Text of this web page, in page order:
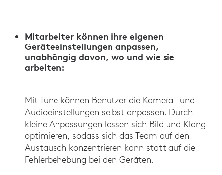
Mitarbeiter können ihre eigenen
Geräteeinstellungen anpassen,
unabhängig davon, wo und wie sie
arbeiten:
Mit Tune können Benutzer die Kamera- und
Audioeinstellungen selbst anpassen. Durch
kleine Anpassungen lassen sich Bild und Klang
optimieren, sodass sich das Team auf den
Austausch konzentrieren kann statt auf die
Fehlerbehebung bei den Geräten.